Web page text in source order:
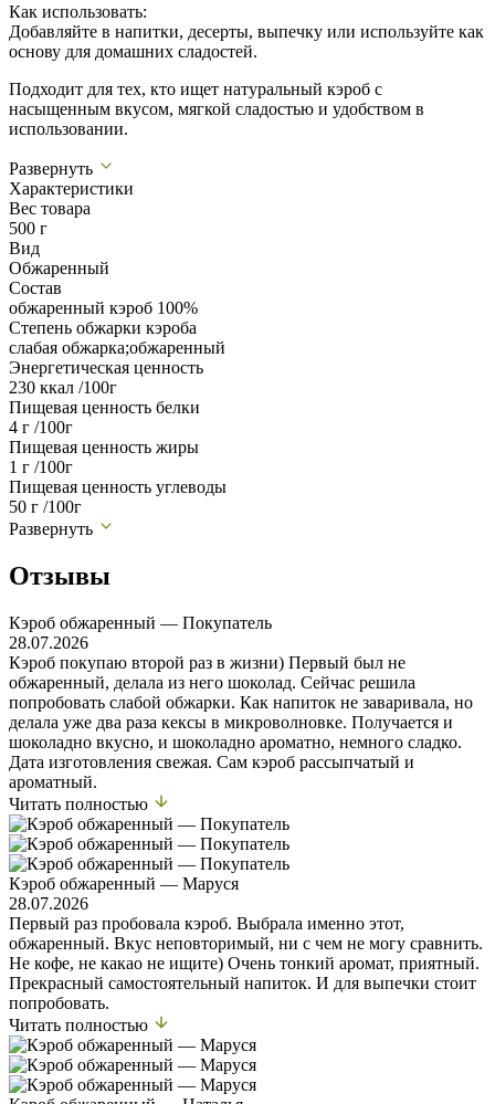
Как использовать:
Добавляйте в напитки, десерты, выпечку или используйте как
основу для домашних сладостей.
Подходит для тех, кто ищет натуральный кэроб с
насыщенным вкусом, мягкой сладостью и удобством в
использовании.
Развернуть
Характеристики
Вес товара
500 г
Вид
Обжаренный
Состав
обжаренный кэроб 100%
Степень обжарки кэроба
слабая обжарка;обжаренный
Энергетическая ценность
230 ккал /100г
Пищевая ценность белки
4 г /100г
Пищевая ценность жиры
1 г /100г
Пищевая ценность углеводы
50 г /100г
Развернуть
Отзывы
Кэроб обжаренный — Покупатель
28.07.2026
Кэроб покупаю второй раз в жизни) Первый был не
обжаренный, делала из него шоколад. Сейчас решила
попробовать слабой обжарки. Как напиток не заваривала, но
делала уже два раза кексы в микроволновке. Получается и
шоколадно вкусно, и шоколадно ароматно, немного сладко.
Дата изготовления свежая. Сам кэроб рассыпчатый и
ароматный.
Читать полностью
Кэроб обжаренный — Маруся
28.07.2026
Первый раз пробовала кэроб. Выбрала именно этот,
обжаренный. Вкус неповторимый, ни с чем не могу сравнить.
Не кофе, не какао не ищите) Очень тонкий аромат, приятный.
Прекрасный самостоятельный напиток. И для выпечки стоит
попробовать.
Читать полностью